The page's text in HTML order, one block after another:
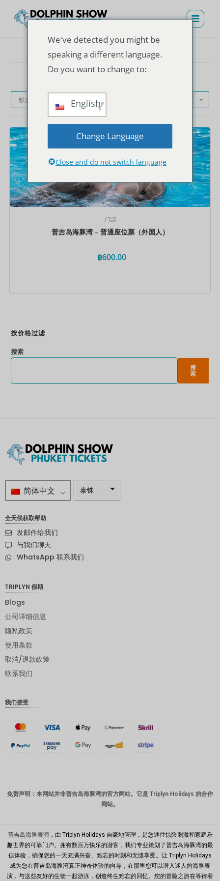
默认产品排序
门票
普吉岛海豚湾 – 普通座位票（外国人）
฿600.00
按价格过滤
搜索
搜
索
简体中文 泰铢
挪威克朗
新台币
马来西亚
PHP
港币
新加坡元
全天候获取帮助
发邮件给我们
与我们聊天
WhatsApp 联系我们
TRIPLYN 假期
Blogs
公司详细信息
隐私政策
使用条款
取消/退款政策
联系我们
我们接受
免责声明：本网站并非普吉岛海豚湾的官方网站。它是 Triplyn Holidays 的合作
网站。
普吉岛海豚表演，由 Triplyn Holidays 自豪地管理，是您通往惊险刺激和家庭乐
趣世界的可靠门户。拥有数百万快乐的游客，我们专业策划了普吉岛海豚湾的最
佳体验，确保您的一天充满兴奋、难忘的时刻和无缝享受。让 Triplyn Holidays
成为您在普吉岛海豚湾真正神奇体验的向导，在那里您可以潜入迷人的海豚表
演，与这些友好的生物一起游泳，创造终生难忘的回忆。您的冒险之旅在等待着
We've detected you might be
speaking a different language.
Do you want to change to:
English
Change Language
Close and do not switch language